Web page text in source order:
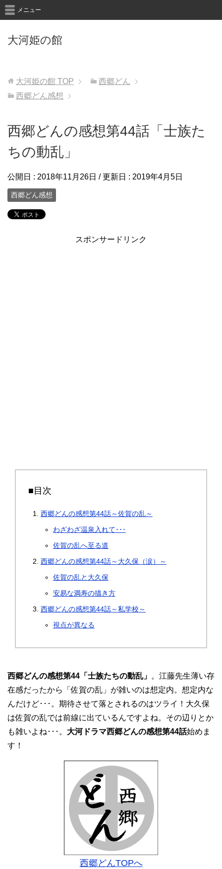
大河姫の館
メニュー
大河姫の館 TOP
西郷どん
西郷どん感想
西郷どんの感想第44話「士族た
ちの動乱」
公開日 : 2018年11月26日 / 更新日 : 2019年4月5日
西郷どん感想
スポンサードリンク
■目次
西郷どんの感想第44話～佐賀の乱～
わざわざ温泉入れて･･･
佐賀の乱へ至る道
西郷どんの感想第44話～大久保（涙）～
佐賀の乱と大久保
安易な満寿の描き方
西郷どんの感想第44話～私学校～
視点が異なる
西郷どんの感想第44「士族たちの動乱」 。江藤先生薄い存
在感だったから「佐賀の乱」が雑いのは想定内。想定内な
んだけど･･･。期待させて落とされるのはツライ！大久保
は佐賀の乱では前線に出ているんですよね。その辺りとか
も雑いよね･･･。 大河ドラマ西郷どんの感想第44話始めま
す！
西郷どんTOPへ